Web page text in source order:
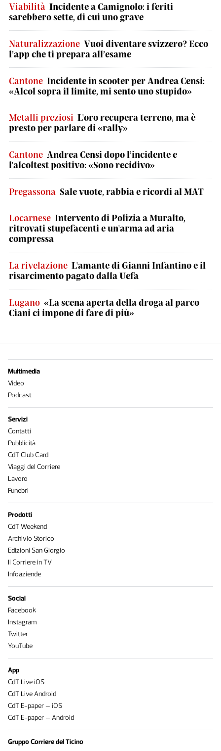
Viabilità Incidente a Camignolo: i feriti
sarebbero sette, di cui uno grave
Naturalizzazione Vuoi diventare svizzero? Ecco
l’app che ti prepara all’esame
Cantone Incidente in scooter per Andrea Censi:
«Alcol sopra il limite, mi sento uno stupido»
Metalli preziosi L'oro recupera terreno, ma è
presto per parlare di «rally»
Cantone Andrea Censi dopo l’incidente e
l'alcoltest positivo: «Sono recidivo»
Pregassona Sale vuote, rabbia e ricordi al MAT
Locarnese Intervento di Polizia a Muralto,
ritrovati stupefacenti e un'arma ad aria
compressa
La rivelazione L'amante di Gianni Infantino e il
risarcimento pagato dalla Uefa
Lugano «La scena aperta della droga al parco
Ciani ci impone di fare di più»
Multimedia
Video
Podcast
Servizi
Contatti
Pubblicità
CdT Club Card
Viaggi del Corriere
Lavoro
Funebri
Prodotti
CdT Weekend
Archivio Storico
Edizioni San Giorgio
Il Corriere in TV
Infoaziende
Social
Facebook
Instagram
Twitter
YouTube
App
CdT Live iOS
CdT Live Android
CdT E-paper – iOS
CdT E-paper – Android
Gruppo Corriere del Ticino